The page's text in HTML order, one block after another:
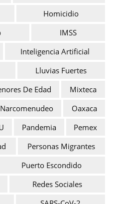
Homicidio
IMSS
Inteligencia Artificial
Lluvias Fuertes
De Edad
Mixteca
Narcomenudeo
Oaxaca
Pandemia
Pemex
Personas Migrantes
Puerto Escondido
Redes Sociales